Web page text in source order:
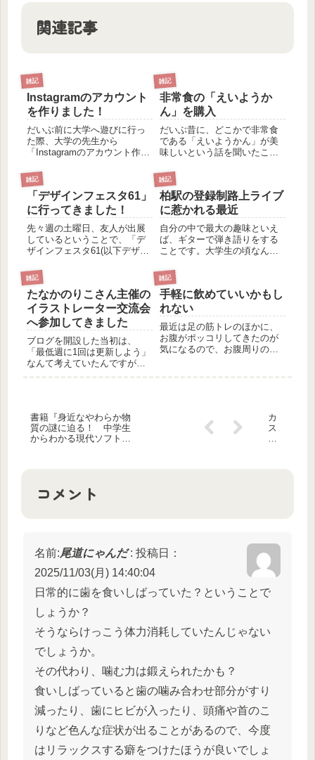
関連記事
雑記
Instagramのアカウント
を作りました！
だいぶ前に大学へ遊びに行っ
た際、大学の先生から
「Instagramのアカウント作っ
われました。そこから時間は
経ってしまいましたが、その
とき言われたことはずっと胸
に引っかかっていたので、こ
の度！Instagramのア...
雑記
非常食の「えいようか
ん」を購入
だいぶ昔に、どこかで非常食
である「えいようかん」が美
味しいという話を聞いたこと
ていました。が、実際に売ら
れているところを見たことは
なく、買わないまま数年が経
ちました。そして最近！なん
と立ち寄ったスーパーにえい
ようか...
雑記
「デザインフェスタ61」
に行ってきました！
先々週の土曜日、友人が出展
しているということで、「デ
ザインフェスタ61(以下デザフ
日に「クリエイターEXPO」
へ行ったため、2日連続の東京
ビッグサイト。なかなかない
スケジュールとなりまし
た。 あらかじめTwitt...
雑記
柏駅の登録制路上ライブ
に惹かれる最近
自分の中で最大の趣味といえ
ば、ギターで弾き語りをする
ことです。大学生の頃なんか
時間くらいぶっ続けで弾いて
いました。 のですが、一人
暮らしを始めてアパートに引
っ越してからは自宅でギター
を弾くことが難しくなってし
まい...
雑記
たなかのりこさん主催の
イラストレーター交流会
へ参加してきました
ブログを開設した当初は、
「最低週に1回は更新しよう」
なんて考えていたんですが、
籍の仕事もひと段落し、今は
簿記の勉強をしたり、書籍の
次回...
雑記
手軽に飲めていいかもし
れない
最近は足の筋トレのほかに、
お腹がポッコリしてきたのが
気になるので、お腹周りの筋
ます。 しかし、通常のプロ
カ
ス
の
お
気
に
り
書籍『身近なやわらか物
質の謎に迫る！ 中学生
からわかる現代ソフトマ
コメント
名前:尾道にゃんだ: 投稿日：
2025/11/03(月) 14:40:04
日常的に歯を食いしばっていた？ということで
しょうか？
そうならけっこう体力消耗していたんじゃない
でしょうか。
その代わり、噛む力は鍛えられたかも？
食いしばっていると歯の噛み合わせ部分がすり
減ったり、歯にヒビが入ったり、頭痛や首のこ
りなど色んな症状が出ることがあるので、今度
はリラックスする癖をつけたほうが良いでしょ